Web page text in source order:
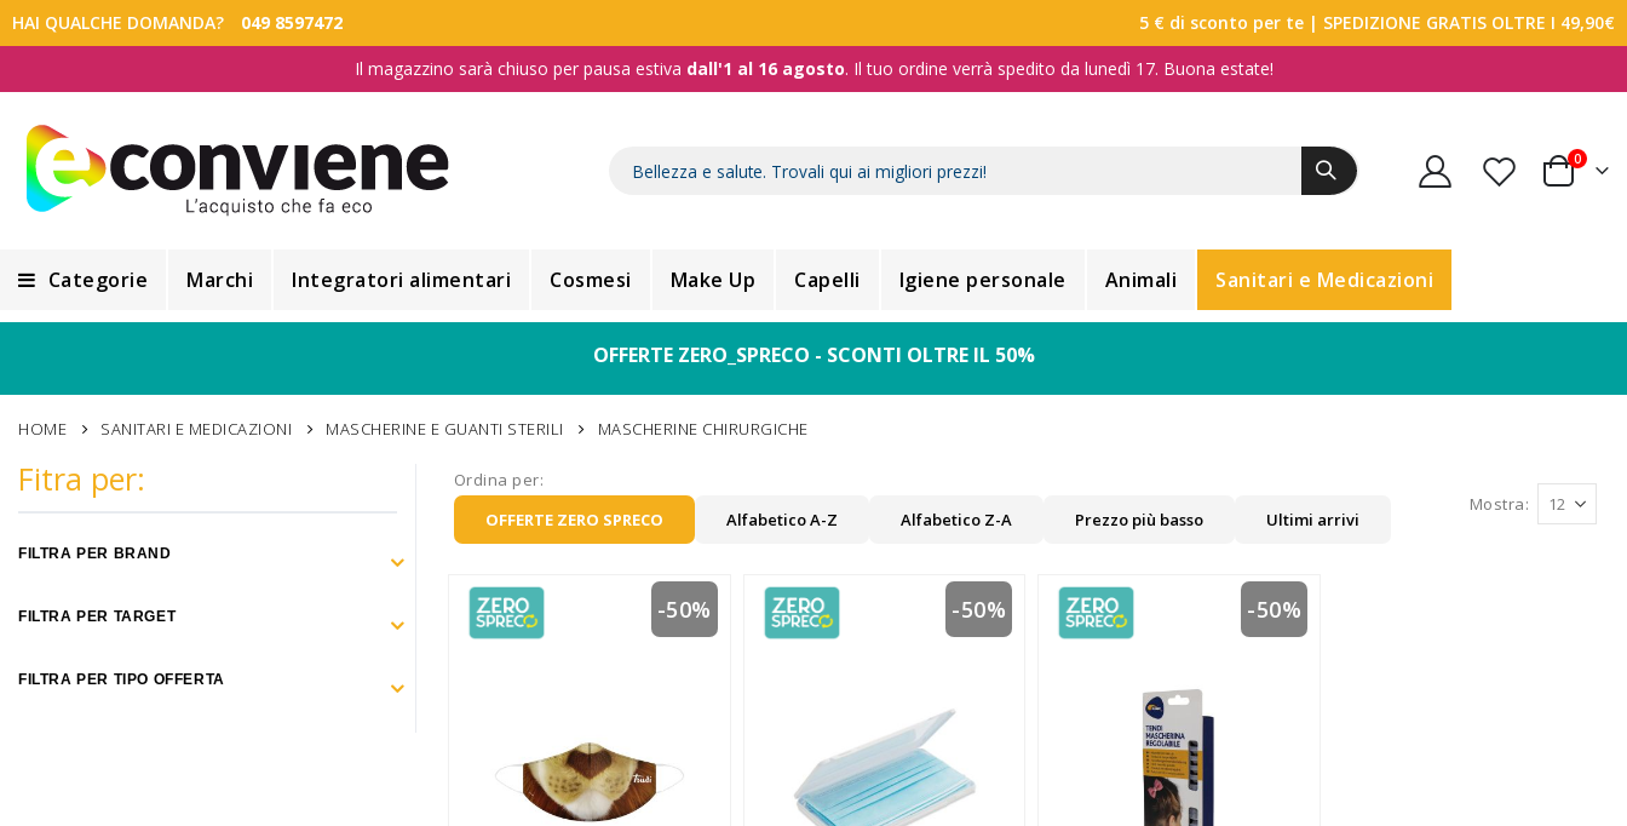
HAI QUALCHE DOMANDA? 049 8597472 5 € di sconto per te | SPEDIZIONE GRATIS OLTRE I 49,90€
Il magazzino sarà chiuso per pausa estiva dall'1 al 16 agosto. Il tuo ordine verrà spedito da lunedì 17. Buona estate!
Carrello
0
Categorie
Alimentazione e Dietetica
Cosmetici Naturali
Make Up
Capelli
Marchi Integratori alimentari Cosmesi Make Up Capelli Igiene personale Animali Sanitari e Medicazioni
OFFERTE ZERO_SPRECO - SCONTI OLTRE IL 50%
HOME SANITARI E MEDICAZIONI MASCHERINE E GUANTI STERILI MASCHERINE CHIRURGICHE
Ordina per
OFFERTE ZERO SPRECO
Alfabetico A-Z Alfabetico Z-A Prezzo più basso Ultimi arrivi
Mostra
-50% -50% -50%
Fitra per:
FILTRA PER BRAND
FILTRA PER TARGET
FILTRA PER TIPO OFFERTA